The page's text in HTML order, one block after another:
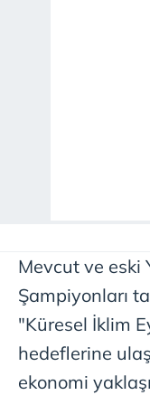
Mevcut ve eski
Şampiyonları
"Küresel İklim
hedeflerine
ekonomi